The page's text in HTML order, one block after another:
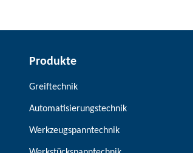
Produkte
Greiftechnik
Automatisierungstechnik
Werkzeugspanntechnik